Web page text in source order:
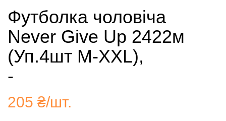
Футболка чоловіча
Never Give Up 2422м
(Уп.4шт M-XXL),
-
205 ₴/шт.